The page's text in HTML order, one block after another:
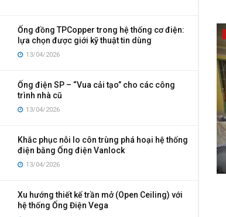
Ống đồng TPCopper trong hệ thống cơ điện:
lựa chọn được giới kỹ thuật tin dùng
13/04/2026
Ống điện SP – “Vua cải tạo” cho các công
trình nhà cũ
13/04/2026
Khắc phục nỗi lo côn trùng phá hoại hệ thống
điện bằng Ống điện Vanlock
13/04/2026
Xu hướng thiết kế trần mở (Open Ceiling) với
hệ thống Ống Điện Vega